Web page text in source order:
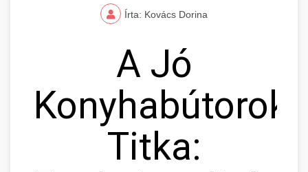
Írta: Kovács Dorina
A Jó
Konyhabútorok
Titka: